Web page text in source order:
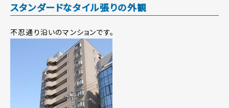
スタンダードなタイル張りの外観
不忍通り沿いのマンションです。